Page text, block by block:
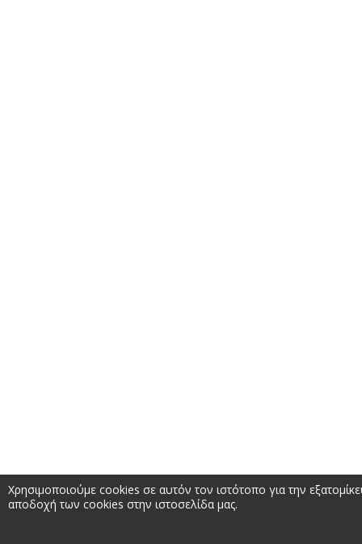
Χρησιμοποιούμε cookies σε αυτόν τον ιστότοπο για την
αποδοχή των cookies στην ιστοσελίδα μας.